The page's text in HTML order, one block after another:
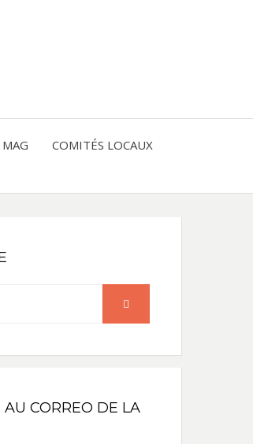
MAG
COMITÉS LOCAUX
AU CORREO DE LA